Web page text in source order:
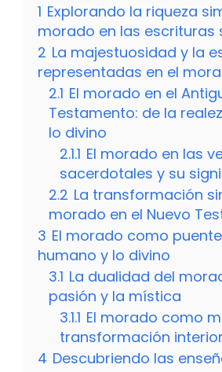
1 Explorando la riqueza
morado en las escrituras
2 La majestuosidad y la
representadas en el
2.1 El morado en el
Testamento: de la
lo divino
2.1.1 El morado en las
sacerdotales y su
2.2 La transformación
morado en el Nuevo
3 El morado como
humano y lo divino
3.1 La dualidad del
pasión y la mística
3.1.1 El morado como
transformación interior
4 Descubriendo las